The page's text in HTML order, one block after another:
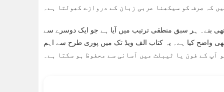
کہ صرف کو سیکھنا عربی زبان کے دروازے کھولتا ہے۔
بنے۔ ہر سبق منطقی ترتیب میں آیا ہے جو ایک دوسرے سے
واضح کیا ہے۔ یہ کتاب الف ویڈ تک میں پوری طرح سے اہم